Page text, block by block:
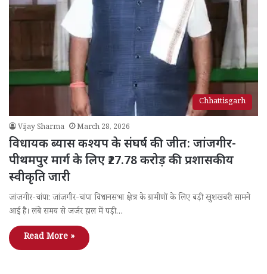
Chhattisgarh
Vijay Sharma March 28, 2026
विधायक ब्यास कश्यप के संघर्ष की जीत: जांजगीर-
पीथमपुर मार्ग के लिए ₹27.78 करोड़ की प्रशासकीय
स्वीकृति जारी
जांजगीर-चांपा: जांजगीर-चांपा विधानसभा क्षेत्र के ग्रामीणों के लिए बड़ी खुशखबरी सामने
आई है। लंबे समय से जर्जर हाल में पड़ी…
Read More »